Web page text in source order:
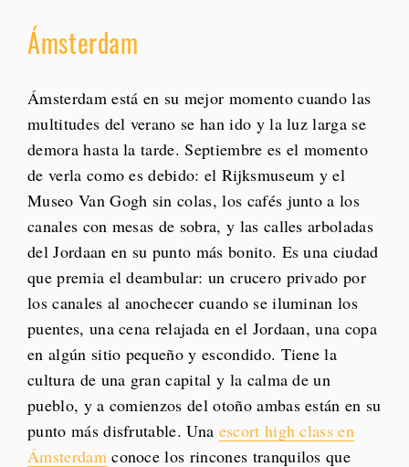
Ámsterdam
Ámsterdam está en su mejor momento cuando las
multitudes del verano se han ido y la luz larga se
demora hasta la tarde. Septiembre es el momento
de verla como es debido: el Rijksmuseum y el
Museo Van Gogh sin colas, los cafés junto a los
canales con mesas de sobra, y las calles arboladas
del Jordaan en su punto más bonito. Es una ciudad
que premia el deambular: un crucero privado por
los canales al anochecer cuando se iluminan los
puentes, una cena relajada en el Jordaan, una copa
en algún sitio pequeño y escondido. Tiene la
cultura de una gran capital y la calma de un
pueblo, y a comienzos del otoño ambas están en su
punto más disfrutable. Una escort high class en
Ámsterdamconoce los rincones tranquilos que